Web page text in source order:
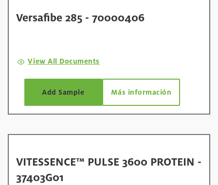
Versafibe 285 - 70000406
View All Documents
Add Sample Más información
VITESSENCE™ PULSE 3600 PROTEIN -
37403G01